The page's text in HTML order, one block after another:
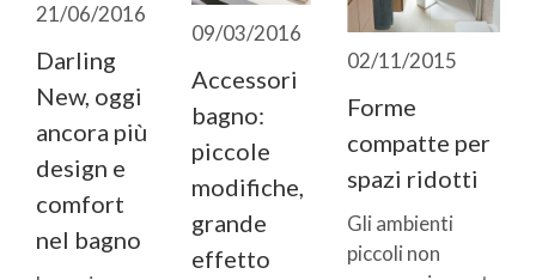
21/06/2016
Darling
New, oggi
ancora più
design e
comfort
nel bagno
09/03/2016
Accessori
bagno:
piccole
modifiche,
grande
effetto
02/11/2015
Forme
compatte per
spazi ridotti
Gli ambienti
piccoli non